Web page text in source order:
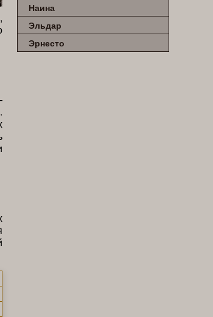
Наина
Эльдар
Эрнесто